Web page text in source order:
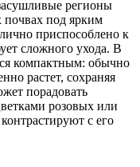
регионы
почвах под ярким
приспособлено к
сложного ухода. В
компактным: обычно
растет, сохраняя
порадовать
розовых или
с его